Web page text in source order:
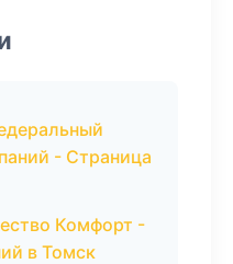
- Страница
Комфорт -
в Томск